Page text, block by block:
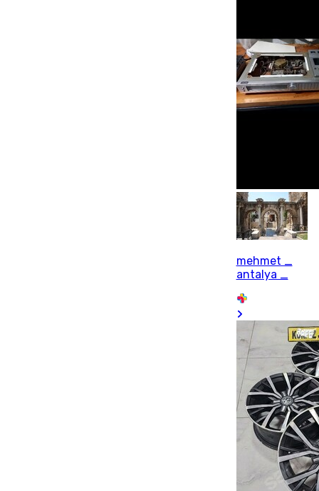
mehmet _
antalya _